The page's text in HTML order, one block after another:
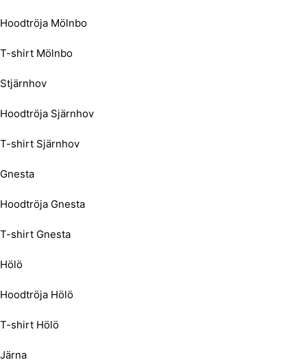
Hoodtröja Mölnbo
T-shirt Mölnbo
Stjärnhov
Hoodtröja Sjärnhov
T-shirt Sjärnhov
Gnesta
Hoodtröja Gnesta
T-shirt Gnesta
Hölö
Hoodtröja Hölö
T-shirt Hölö
Järna